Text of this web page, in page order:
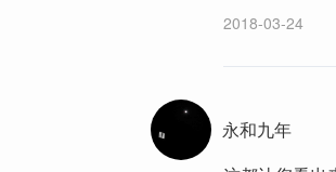
2018-03-24
永和九年